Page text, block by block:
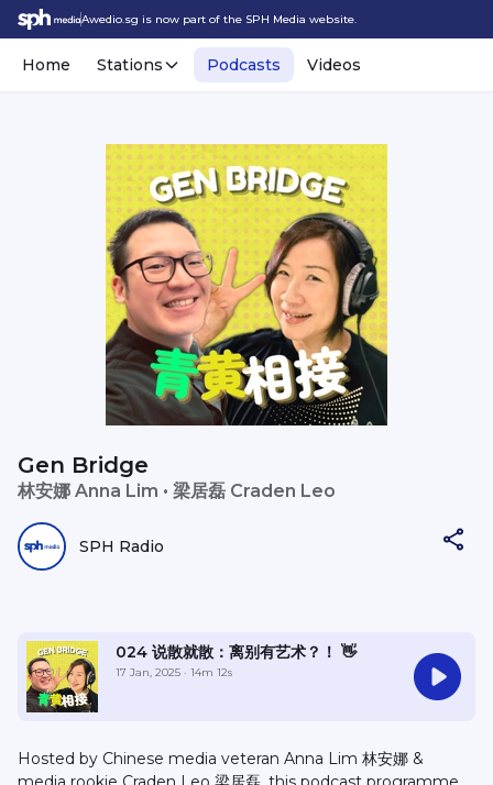
Awedio.sg is now part of the SPH Media website.
Home Stations Podcasts Videos
Gen Bridge
林安娜 Anna Lim • 梁居磊 Craden Leo
SPH Radio
024 说散就散：离别有艺术？！ 👋
17 Jan, 2025 · 14m 12s
Hosted by Chinese media veteran Anna Lim 林安娜 &